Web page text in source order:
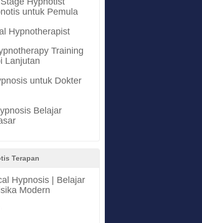
untuk Pemula
Hypnotherapist
Training
Lanjutan
untuk Dokter
Belajar
Terapan
Hypnosis | Belajar
Modern